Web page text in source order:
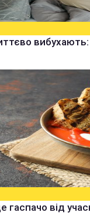
вибухають:
гаспачо від